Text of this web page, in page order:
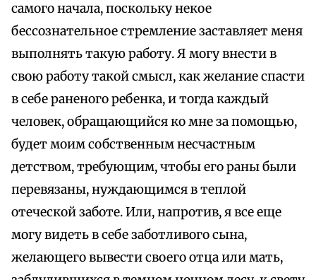
самого начала, поскольку некое
бессознательное стремление заставляет меня
выполнять такую работу. Я могу внести в
свою работу такой смысл, как желание спасти
в себе раненого ребенка, и тогда каждый
человек, обращающийся ко мне за помощью,
будет моим собственным несчастным
детством, требующим, чтобы его раны были
перевязаны, нуждающимся в теплой
отеческой заботе. Или, напротив, я все еще
могу видеть в себе заботливого сына,
желающего вывести своего отца или мать,